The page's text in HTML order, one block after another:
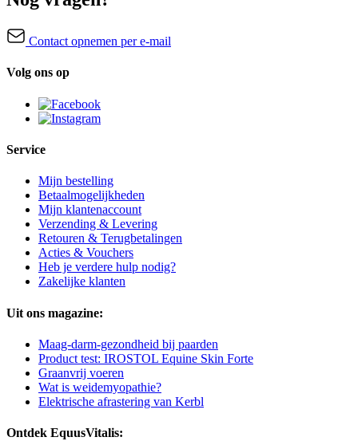
Contact opnemen per e-mail
Volg ons op
Service
Mijn bestelling
Betaalmogelijkheden
Mijn klantenaccount
Verzending & Levering
Retouren & Terugbetalingen
Acties & Vouchers
Heb je verdere hulp nodig?
Zakelijke klanten
Uit ons magazine:
Maag-darm-gezondheid bij paarden
Product test: IROSTOL Equine Skin Forte
Graanvrij voeren
Wat is weidemyopathie?
Elektrische afrastering van Kerbl
Ontdek EquusVitalis: